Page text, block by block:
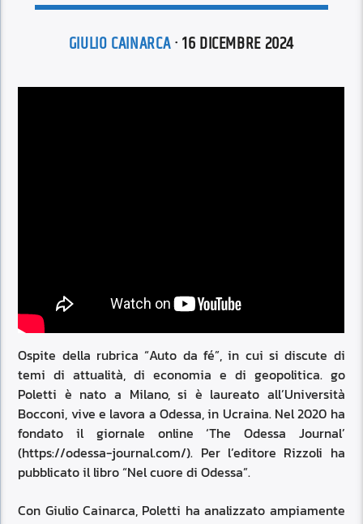
GIULIO CAINARCA· 16 DICEMBRE 2024
Ospite della rubrica “Auto da fé”, in cui si discute di
temi di attualità, di economia e di geopolitica. go
Poletti è nato a Milano, si è laureato all’Università
Bocconi, vive e lavora a Odessa, in Ucraina. Nel 2020 ha
fondato il giornale online ‘The Odessa Journal’
(https://odessa-journal.com/). Per l’editore Rizzoli ha
pubblicato il libro “Nel cuore di Odessa”.
Con Giulio Cainarca, Poletti ha analizzato ampiamente